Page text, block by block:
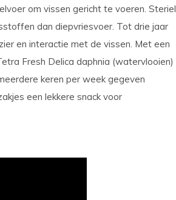
om vissen gericht te voeren. Steriel
dan diepvriesvoer. Tot drie jaar
en interactie met de vissen. Met een
Fresh Delica daphnia (watervlooien)
keren per week gegeven
een lekkere snack voor